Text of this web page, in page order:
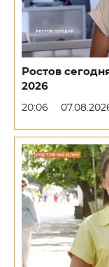
Ростов
2026
20:06